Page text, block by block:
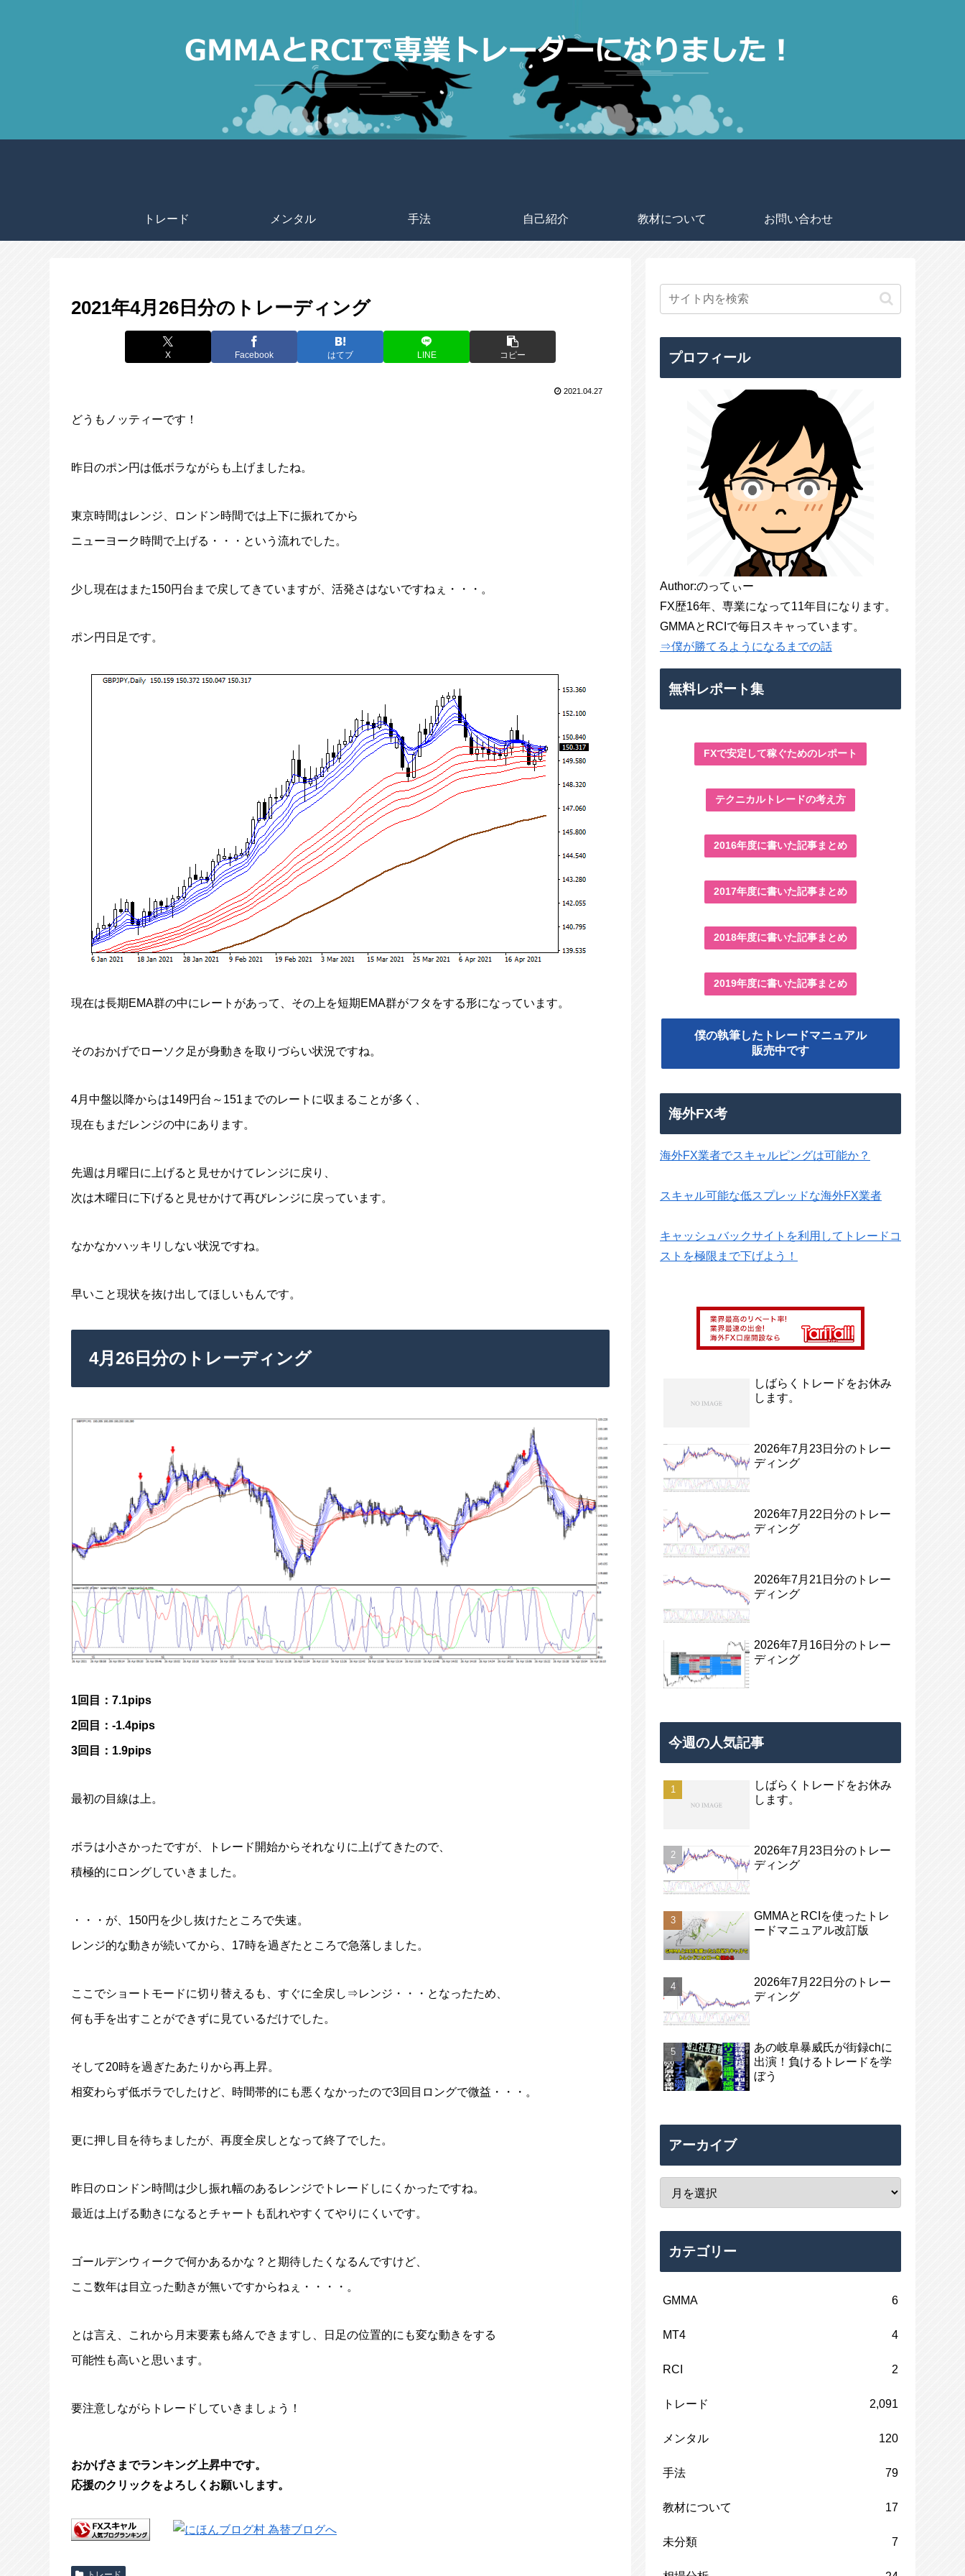
トレード メンタル 手法 自己紹介 教材について お問い合わせ
2021年4月26日分のトレーディング
X Facebook はてブ LINE コピー
2021.04.27
どうもノッティーです！
昨日のポン円は低ボラながらも上げましたね。
東京時間はレンジ、ロンドン時間では上下に振れてから
ニューヨーク時間で上げる・・・という流れでした。
少し現在はまた150円台まで戻してきていますが、活発さはないですねぇ・・・。
ポン円日足です。
現在は長期EMA群の中にレートがあって、その上を短期EMA群がフタをする形になっています。
そのおかげでローソク足が身動きを取りづらい状況ですね。
4月中盤以降からは149円台～151までのレートに収まることが多く、
現在もまだレンジの中にあります。
先週は月曜日に上げると見せかけてレンジに戻り、
次は木曜日に下げると見せかけて再びレンジに戻っています。
なかなかハッキリしない状況ですね。
早いこと現状を抜け出してほしいもんです。
4月26日分のトレーディング
1回目：7.1pips
2回目：-1.4pips
3回目：1.9pips
最初の目線は上。
ボラは小さかったですが、トレード開始からそれなりに上げてきたので、
積極的にロングしていきました。
・・・が、150円を少し抜けたところで失速。
レンジ的な動きが続いてから、17時を過ぎたところで急落しました。
ここでショートモードに切り替えるも、すぐに全戻し⇒レンジ・・・となったため、
何も手を出すことができずに見ているだけでした。
そして20時を過ぎたあたりから再上昇。
相変わらず低ボラでしたけど、時間帯的にも悪くなかったので3回目ロングで微益・・・。
更に押し目を待ちましたが、再度全戻しとなって終了でした。
昨日のロンドン時間は少し振れ幅のあるレンジでトレードしにくかったですね。
最近は上げる動きになるとチャートも乱れやすくてやりにくいです。
ゴールデンウィークで何かあるかな？と期待したくなるんですけど、
ここ数年は目立った動きが無いですからねぇ・・・・。
とは言え、これから月末要素も絡んできますし、日足の位置的にも変な動きをする
可能性も高いと思います。
要注意しながらトレードしていきましょう！
おかげさまでランキング上昇中です。
応援のクリックをよろしくお願いします。
プロフィール
Author:のってぃー
FX歴16年、専業になって11年目になります。
GMMAとRCIで毎日スキャっています。
⇒僕が勝てるようになるまでの話
無料レポート集
FXで安定して稼ぐためのレポート
テクニカルトレードの考え方
2016年度に書いた記事まとめ
2017年度に書いた記事まとめ
2018年度に書いた記事まとめ
2019年度に書いた記事まとめ
僕の執筆したトレードマニュアル
販売中です
海外FX考
海外FX業者でスキャルピングは可能か？
スキャル可能な低スプレッドな海外FX業者
キャッシュバックサイトを利用してトレードコ
ストを極限まで下げよう！
しばらくトレードをお休み
します。
2026年7月23日分のトレー
ディング
2026年7月22日分のトレー
ディング
2026年7月21日分のトレー
ディング
2026年7月16日分のトレー
ディング
今週の人気記事
しばらくトレードをお休み
します。
2026年7月23日分のトレー
ディング
GMMAとRCIを使ったトレ
ードマニュアル改訂版
2026年7月22日分のトレー
ディング
あの岐阜暴威氏が街録chに
出演！負けるトレードを学
ぼう
アーカイブ
カテゴリー
GMMA 6
MT4 4
RCI 2
トレード 2,091
メンタル 120
手法 79
教材について 17
未分類 7